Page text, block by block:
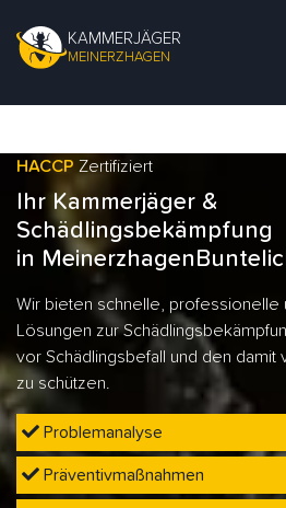
KAMMERJÄGER
MEINERZHAGEN
HACCP Zertifiziert
Ihr Kammerjäger &
Schädlingsbekämpfung
in
Wir bieten schnelle, professionelle
Lösungen zur
vor Schädlingsbefall und den damit
zu schützen.
Problemanalyse
Präventivmaßnahmen